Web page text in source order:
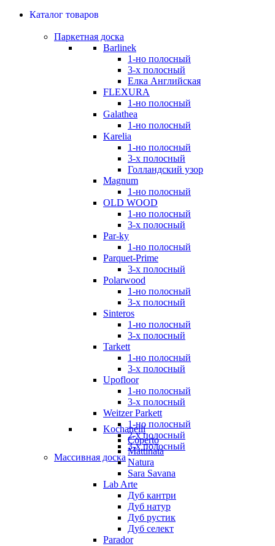
Каталог товаров
Паркетная доска
Barlinek
1-но полосный
3-х полосный
Елка Английская
FLEXURA
1-но полосный
Galathea
1-но полосный
Karelia
1-но полосный
3-х полосный
Голландский узор
Magnum
1-но полосный
OLD WOOD
1-но полосный
3-х полосный
Par-ky
1-но полосный
Parquet-Prime
3-х полосный
Polarwood
1-но полосный
3-х полосный
Sinteros
1-но полосный
3-х полосный
Tarkett
1-но полосный
3-х полосный
Upofloor
1-но полосный
3-х полосный
Weitzer Parkett
1-но полосный
2-х полосный
3-х полосный
Массивная доска
Kochanelli
Coperto
Mattinata
Natura
Sara Savana
Lab Arte
Дуб кантри
Дуб натур
Дуб рустик
Дуб селект
Parador